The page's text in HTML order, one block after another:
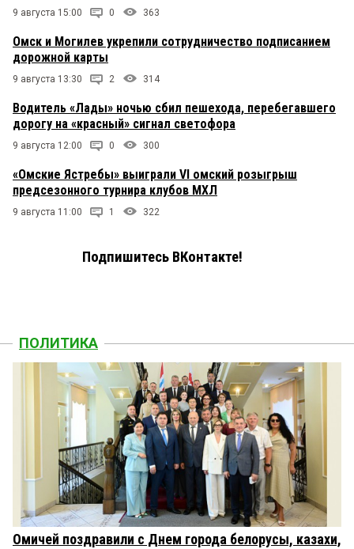
9 августа 15:00 0 363
Омск и Могилев укрепили сотрудничество подписанием
дорожной карты
9 августа 13:30 2 314
Водитель «Лады» ночью сбил пешехода, перебегавшего
дорогу на «красный» сигнал светофора
9 августа 12:00 0 300
«Омские Ястребы» выиграли VI омский розыгрыш
предсезонного турнира клубов МХЛ
9 августа 11:00 1 322
Подпишитесь ВКонтакте!
ПОЛИТИКА
Омичей поздравили с Днем города белорусы, казахи,